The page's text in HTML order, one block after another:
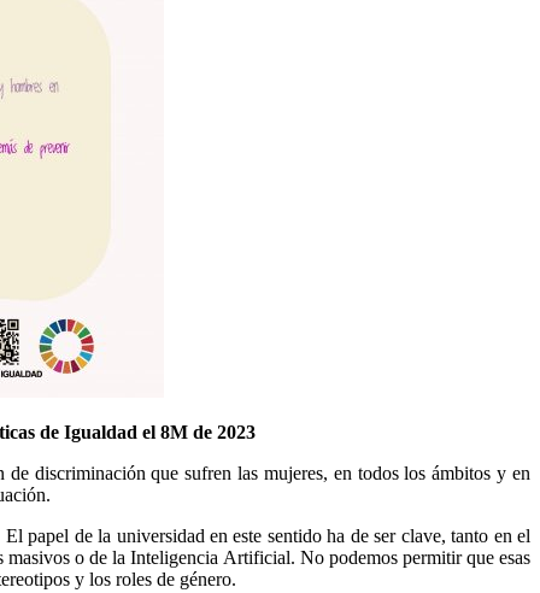
de Igualdad el 8M de 2023
discriminación que sufren las mujeres, en todos los ámbitos y en
de la universidad en este sentido ha de ser clave, tanto en el
o de la Inteligencia Artificial. No podemos permitir que esas
y los roles de género.